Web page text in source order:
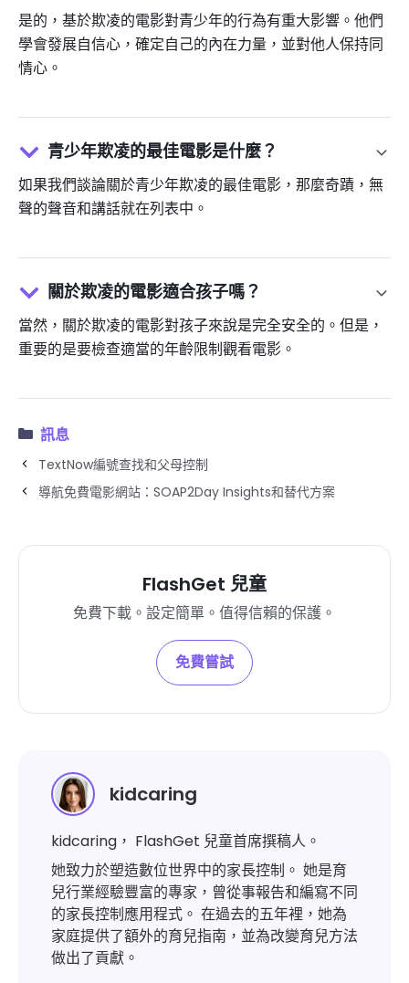
是的，基於欺凌的電影對青少年的行為有重大影響。他們
學會發展自信心，確定自己的內在力量，並對他人保持同
情心。
青少年欺凌的最佳電影是什麼？
如果我們談論關於青少年欺凌的最佳電影，那麼奇蹟，無
聲的聲音和講話就在列表中。
關於欺凌的電影適合孩子嗎？
當然，關於欺凌的電影對孩子來說是完全安全的。但是，
重要的是要檢查適當的年齡限制觀看電影。
訊息
TextNow編號查找和父母控制
導航免費電影網站：SOAP2Day Insights和替代方案
FlashGet 兒童
免費下載。設定簡單。值得信賴的保護。
免費嘗試
kidcaring
kidcaring， FlashGet 兒童首席撰稿人。
她致力於塑造數位世界中的家長控制。 她是育
兒行業經驗豐富的專家，曾從事報告和編寫不同
的家長控制應用程式。 在過去的五年裡，她為
家庭提供了額外的育兒指南，並為改變育兒方法
做出了貢獻。